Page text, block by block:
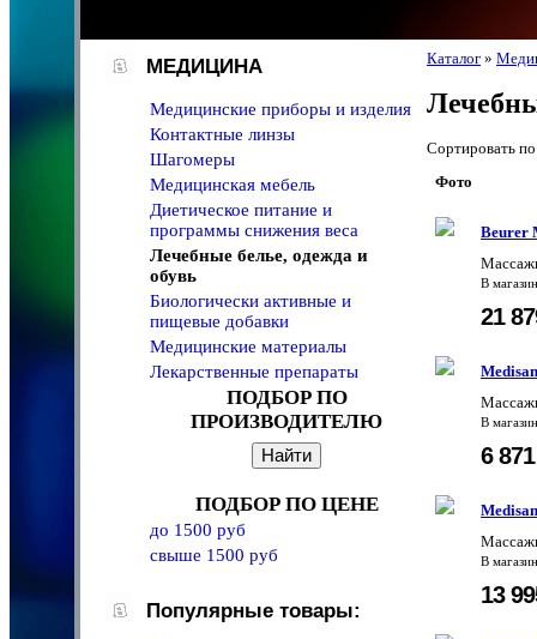
МЕДИЦИНА
Медицинские приборы и изделия
Контактные линзы
Шагомеры
Медицинская мебель
Диетическое питание и
программы снижения веса
Лечебные белье, одежда и
обувь
Биологически активные и
пищевые добавки
Медицинские материалы
Лекарственные препараты
ПОДБОР ПО
ПРОИЗВОДИТЕЛЮ
ПОДБОР ПО ЦЕНЕ
до 1500 руб
свыше 1500 руб
Популярные товары:
Каталог »
Сортировать
Фото
Beurer
В
21
В
6
В
13